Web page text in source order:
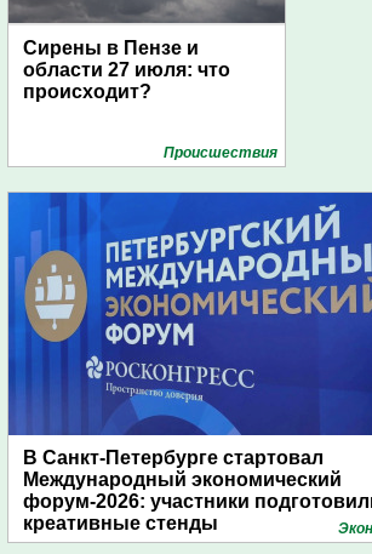
Сирены в Пензе и
области 27 июля: что
происходит?
Проиcшествия
В Санкт-Петербурге стартовал
Международный экономический
форум-2026: участники
креативные стенды